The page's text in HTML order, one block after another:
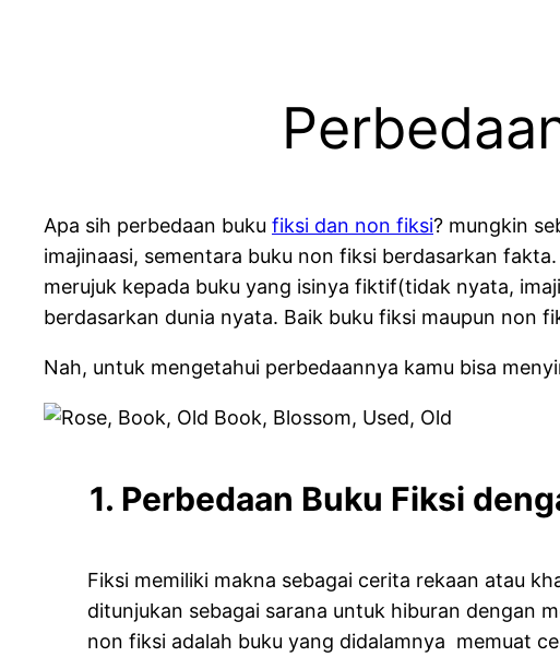
Apa sih perbedaan buku fiksi dan non fiksi? mungkin
imajinaasi, sementara buku non fiksi berdasarkan
merujuk kepada buku yang isinya fiktif(tidak nyata,
berdasarkan dunia nyata. Baik buku fiksi maupun non
Nah, untuk mengetahui perbedaannya kamu bisa
1. Perbedaan Buku Fiksi
Fiksi memiliki makna sebagai cerita rekaan atau
ditunjukan sebagai sarana untuk hiburan dengan
non fiksi adalah buku yang didalamnya memuat